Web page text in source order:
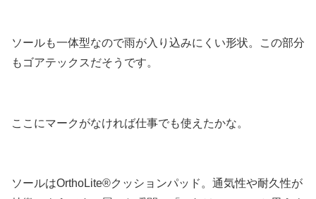
ソールも一体型なので雨が入り込みにくい形状。この部分
もゴアテックスだそうです。
ここにマークがなければ仕事でも使えたかな。
ソールはOrthoLite®クッションパッド。通気性や耐久性が